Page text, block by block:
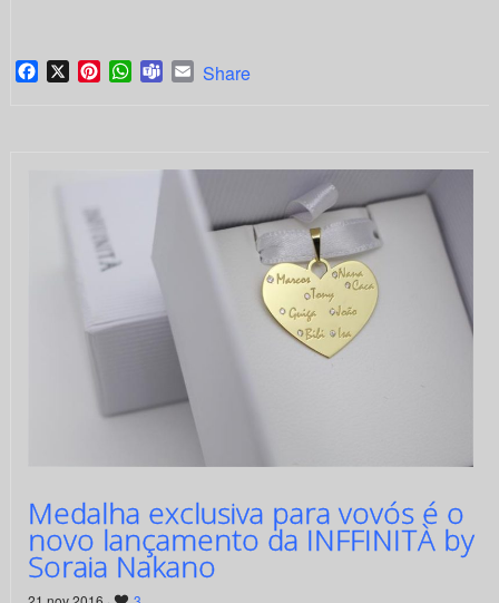
Facebook
X PinterestWhatsApp
TeamsEmail
Share
Medalha exclusiva para vovós é o
novo lançamento da INFFINITÀ by
Soraia Nakano